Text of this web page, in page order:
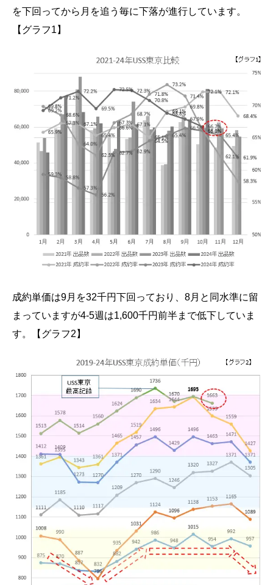
を下回ってから月を追う毎に下落が進行しています。
【グラフ1】
成約単価は9月を32千円下回っており、8月と同水準に留
まっていますが4-5週は1,600千円前半まで低下していま
す。【グラフ2】